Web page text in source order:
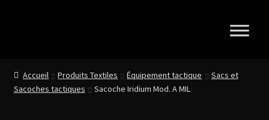
Accueil Produits Textiles Équipement tactique
Sacs et
Sacoches tactiques
Sacoche Iridium Mod. A MIL